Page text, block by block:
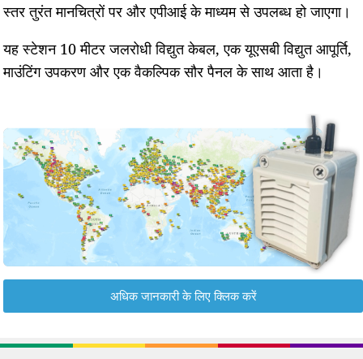
स्तर तुरंत मानचित्रों पर और एपीआई के माध्यम से उपलब्ध हो जाएगा।
यह स्टेशन 10 मीटर जलरोधी विद्युत केबल, एक यूएसबी विद्युत आपूर्ति,
माउंटिंग उपकरण और एक वैकल्पिक सौर पैनल के साथ आता है।
अधिक जानकारी के लिए क्लिक करें